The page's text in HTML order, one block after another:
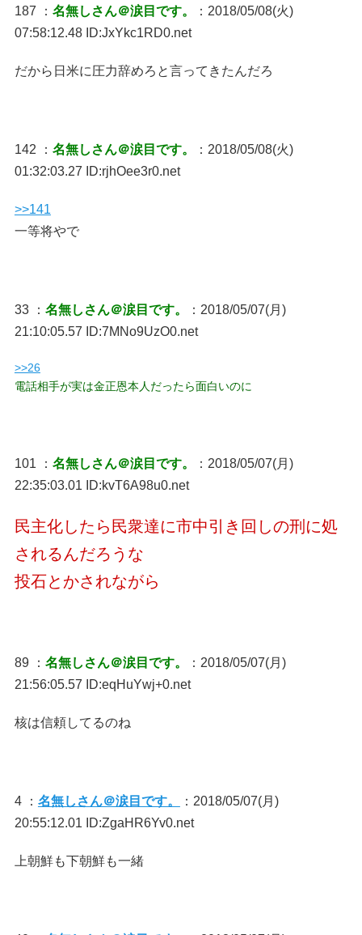
187 ： 名無しさん＠涙目です。
：2018/05/08(火)
07:58:12.48 ID:JxYkc1RD0.net
だから日米に圧力辞めろと言ってきたんだろ
142 ： 名無しさん＠涙目です。
：2018/05/08(火)
01:32:03.27 ID:rjhOee3r0.net
>>141
一等将やで
33 ： 名無しさん＠涙目です。
：2018/05/07(月)
21:10:05.57 ID:7MNo9UzO0.net
>>26
電話相手が実は金正恩本人だったら面白いのに
101 ： 名無しさん＠涙目です。
：2018/05/07(月)
22:35:03.01 ID:kvT6A98u0.net
民主化したら民衆達に市中引き回しの刑に処
されるんだろうな
投石とかされながら
89 ： 名無しさん＠涙目です。
：2018/05/07(月)
21:56:05.57 ID:eqHuYwj+0.net
核は信頼してるのね
4 ： 名無しさん＠涙目です。
：2018/05/07(月)
20:55:12.01 ID:ZgaHR6Yv0.net
上朝鮮も下朝鮮も一緒